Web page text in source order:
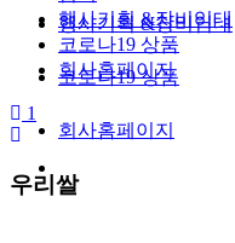
행사기획 &장비임대
코로나19 상품
회사홈페이지
행사기획 &장비임대
코로나19 상품
회사홈페이지
1
우리쌀